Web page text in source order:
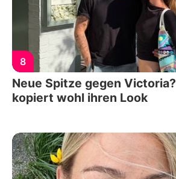
8
Neue Spitze gegen
kopiert wohl ihren Look